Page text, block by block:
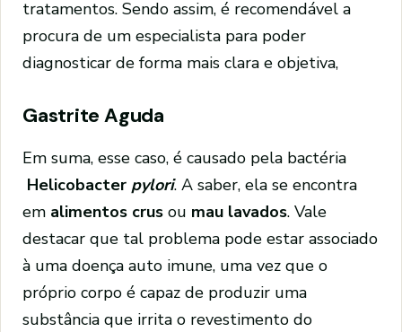
tratamentos. Sendo assim, é recomendável a
procura de um especialista para poder
diagnosticar de forma mais clara e objetiva,
Gastrite Aguda
Em suma, esse caso, é causado pela bactéria
Helicobacter pylori. A saber, ela se encontra
em alimentos crus ou mau lavados. Vale
destacar que tal problema pode estar associado
à uma doença auto imune, uma vez que o
próprio corpo é capaz de produzir uma
substância que irrita o revestimento do